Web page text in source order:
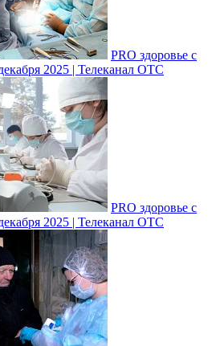
PRO здоровье с
2025 | Телеканал ОТС
PRO здоровье с
2025 | Телеканал ОТС